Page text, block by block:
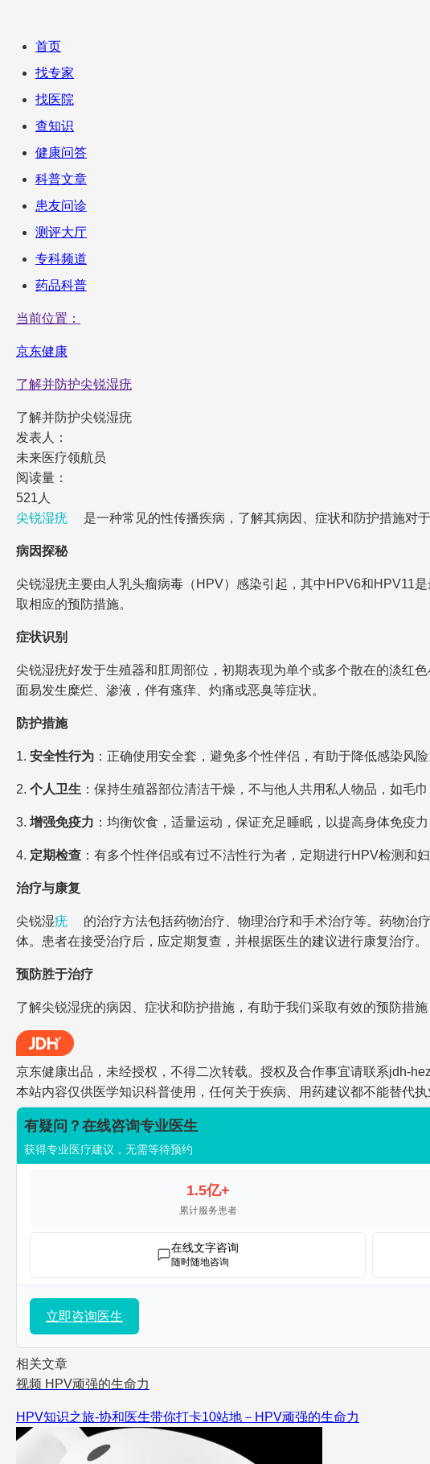
首页
找专家
找医院
查知识
健康问答
科普文章
患友问诊
测评大厅
专科频道
药品科普
当前位置：
京东健康
了解并防护尖锐湿疣
了解并防护尖锐湿疣
发表人：
未来医疗领航员
阅读量：
521人
尖锐湿疣
是一种常见的性传播疾病，了解其病因、症状和防护措施对
病因探秘
尖锐湿疣主要由人乳头瘤病毒（HPV）感染引起，其中HPV6和HPV11
取相应的预防措施。
症状识别
尖锐湿疣好发于生殖器和肛周部位，初期表现为单个或多个散在的淡红色
面易发生糜烂、渗液，伴有瘙痒、灼痛或恶臭等症状。
防护措施
1. 安全性行为 ：正确使用安全套，避免多个性伴侣，有助于降低感染风险
2. 个人卫生 ：保持生殖器部位清洁干燥，不与他人共用私人物品，如毛巾
3. 增强免疫力 ：均衡饮食，适量运动，保证充足睡眠，以提高身体免疫
4. 定期检查 ：有多个性伴侣或有过不洁性行为者，定期进行HPV检测和
治疗与康复
尖锐湿疣
的治疗方法包括药物治疗、物理治疗和手术治疗等。药物治
体。患者在接受治疗后，应定期复查，并根据医生的建议进行康复治疗。
预防胜于治疗
了解尖锐湿疣的病因、症状和防护措施，有助于我们采取有效的预防措
京东健康出品，未经授权，不得二次转载。授权及合作事宜请联系jdh-
本站内容仅供医学知识科普使用，任何关于疾病、用药建议都不能替代执
有疑问？在线咨询专业医生
获得专业医疗建议，无需等待预约
1.5亿+
累计服务患者
在线文字咨询
随时随地咨询
立即咨询医生
相关文章
视频 HPV顽强的生命力
HPV知识之旅-协和医生带你打卡10站地－HPV顽强的生命力